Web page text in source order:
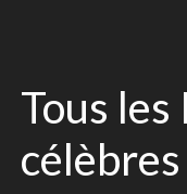
Tous
célèbres